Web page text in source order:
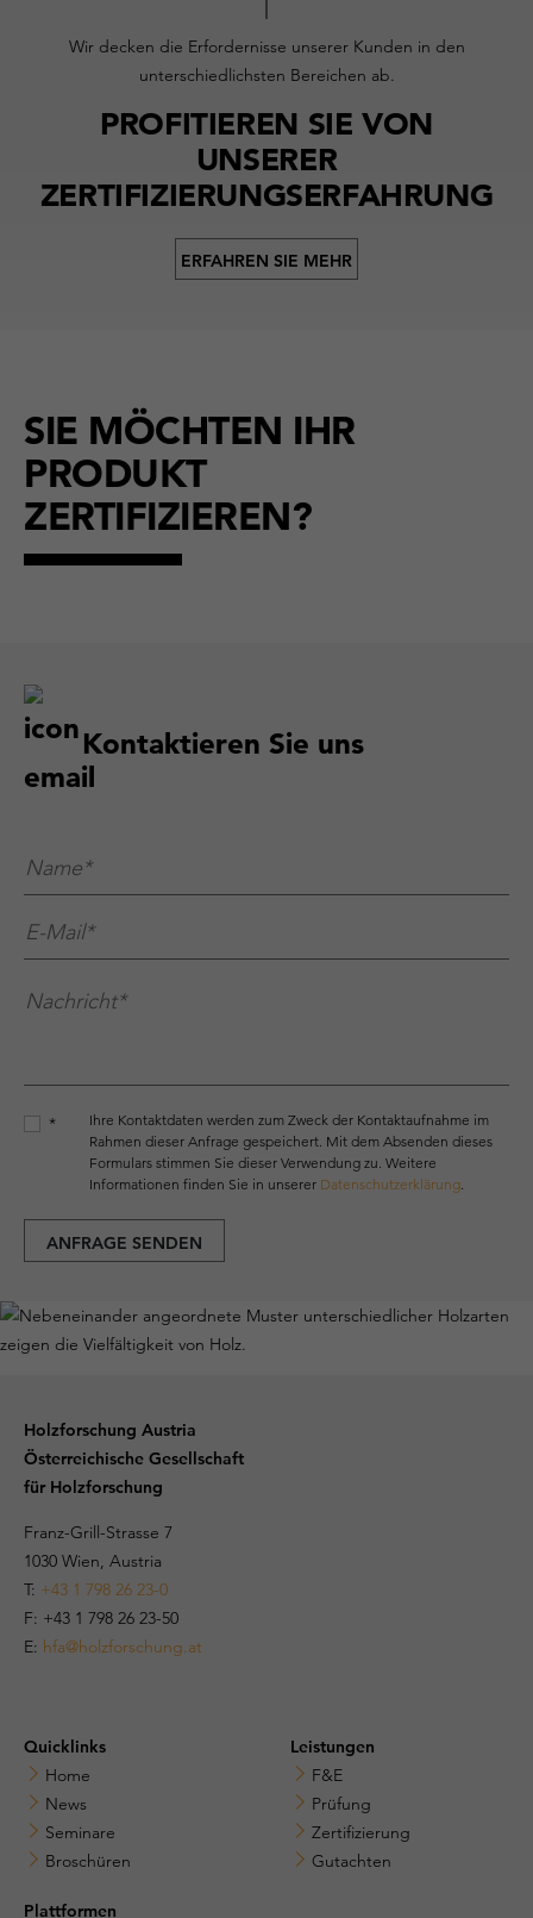
Wir decken die Erfordernisse unserer Kunden in den
unterschiedlichsten Bereichen ab.
PROFITIEREN SIE VON
UNSERER
ZERTIFIZIERUNGSERFAHRUNG
ERFAHREN SIE MEHR
SIE MÖCHTEN IHR
PRODUKT
ZERTIFIZIEREN?
Kontaktieren Sie uns
Name**
E-Mail**
Nachricht**
*
Ihre Kontaktdaten werden zum Zweck der Kontaktaufnahme im
Rahmen dieser Anfrage gespeichert. Mit dem Absenden dieses
Formulars stimmen Sie dieser Verwendung zu. Weitere
Informationen finden Sie in unserer Datenschutzerklärung.
ANFRAGE SENDEN
Holzforschung Austria
Österreichische Gesellschaft
für Holzforschung
Franz-Grill-Strasse 7
1030 Wien, Austria
T: +43 1 798 26 23-0
​​F: +43 1 798 26 23-50
E: hfa@holzforschung.at
Quicklinks
Home
News
Seminare
Broschüren
Leistungen
F&E
Prüfung
Zertifizierung
Gutachten
Plattformen